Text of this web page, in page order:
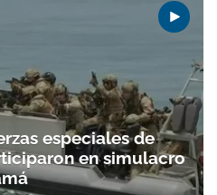
especiales de
en simulacro